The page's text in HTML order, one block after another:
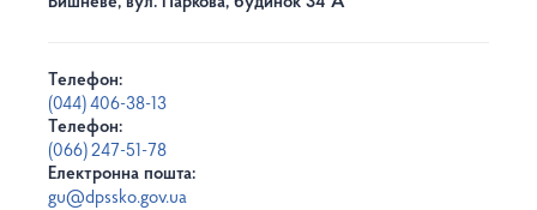
Телефон:
(044) 406-38-13
Телефон:
(066) 247-51-78
Електронна пошта:
gu@dpssko.gov.ua